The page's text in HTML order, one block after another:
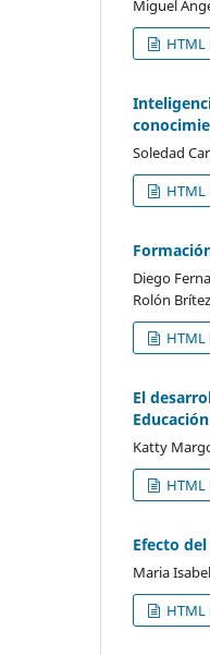
Miguel
HTML
Soledad
HTML
Diego
Rolón
HTML
El
Katty
HTML
Efecto
Maria
HTML